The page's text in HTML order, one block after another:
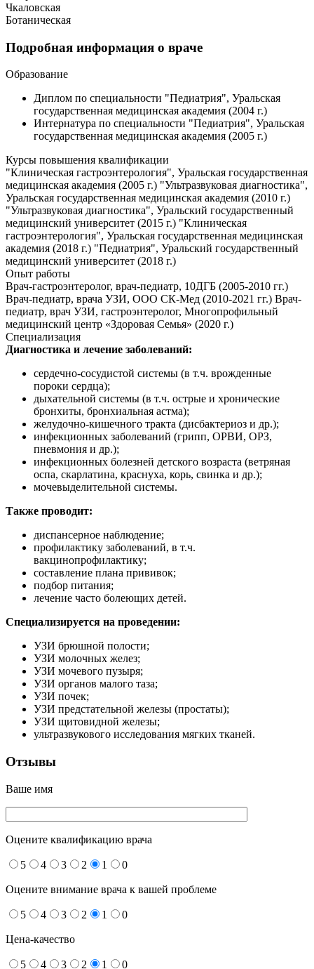
Чкаловская
Ботаническая
Подробная информация о враче
Образование
Диплом по специальности "Педиатрия", Уральская
государственная медицинская академия (2004 г.)
Интернатура по специальности "Педиатрия", Уральская
государственная медицинская академия (2005 г.)
Курсы повышения квалификации
"Клиническая гастроэнтерология", Уральская государственная
медицинская академия (2005 г.) "Ультразвуковая диагностика",
Уральская государственная медицинская академия (2010 г.)
"Ультразвуковая диагностика", Уральский государственный
медицинский университет (2015 г.) "Клиническая
гастроэнтерология", Уральская государственная медицинская
академия (2018 г.) "Педиатрия", Уральский государственный
медицинский университет (2018 г.)
Опыт работы
Врач-гастроэнтеролог, врач-педиатр, 10ДГБ (2005-2010 гг.)
Врач-педиатр, врача УЗИ, ООО СК-Мед (2010-2021 гг.) Врач-
педиатр, врач УЗИ, гастроэнтеролог, Многопрофильный
медицинский центр «Здоровая Семья» (2020 г.)
Специализация
Диагностика и лечение заболеваний:
сердечно-сосудистой системы (в т.ч. врожденные
пороки сердца);
дыхательной системы (в т.ч. острые и хронические
бронхиты, бронхиальная астма);
желудочно-кишечного тракта (дисбактериоз и др.);
инфекционных заболеваний (грипп, ОРВИ, ОРЗ,
пневмония и др.);
инфекционных болезней детского возраста (ветряная
оспа, скарлатина, краснуха, корь, свинка и др.);
мочевыделительной системы.
Также проводит:
диспансерное наблюдение;
профилактику заболеваний, в т.ч.
вакцинопрофилактику;
составление плана прививок;
подбор питания;
лечение часто болеющих детей.
Специализируется на проведении:
УЗИ брюшной полости;
УЗИ молочных желез;
УЗИ мочевого пузыря;
УЗИ органов малого таза;
УЗИ почек;
УЗИ предстательной железы (простаты);
УЗИ щитовидной железы;
ультразвукового исследования мягких тканей.
Отзывы
Ваше имя
Оцените квалификацию врача
5 4 3 2 1 0
Оцените внимание врача к вашей проблеме
5 4 3 2 1 0
Цена-качество
5 4 3 2 1 0